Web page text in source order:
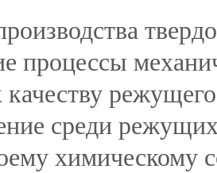
процессы
качеству
среди
химическому